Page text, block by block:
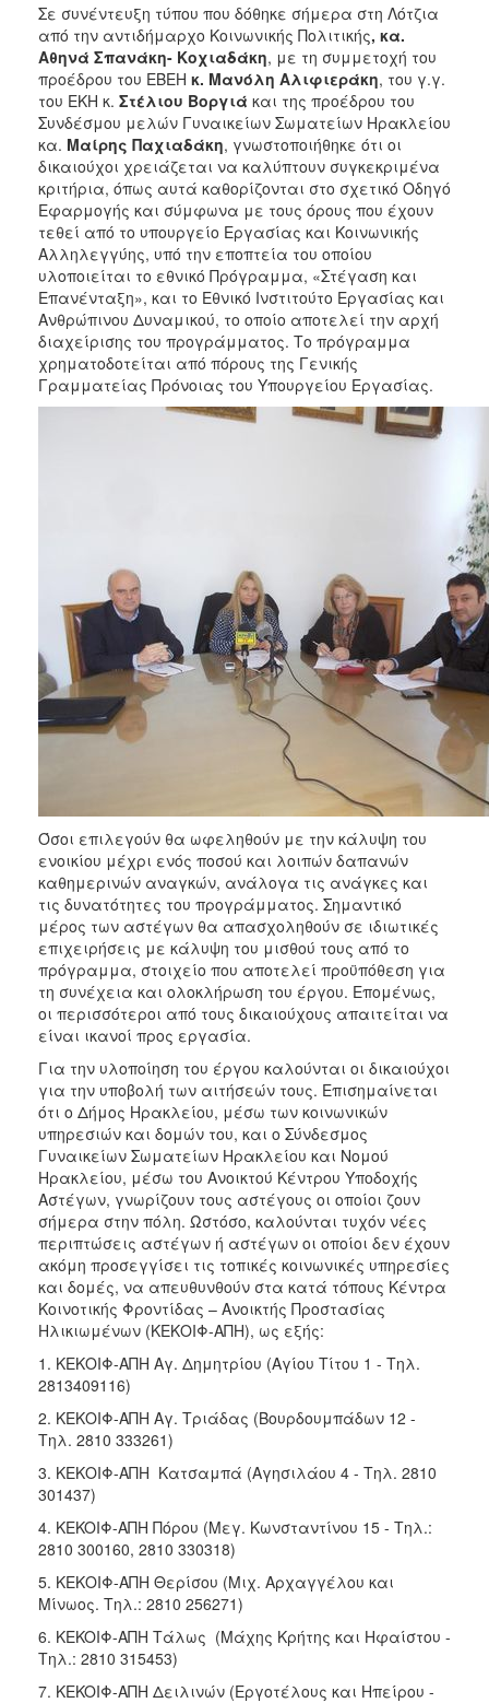
ΔΗΜΟΤΗΣ
ΕΠΙΣΚΕΠΤΗΣ
ΗΡΑΚΛΕΙΟ
Σε συνέντευξη τύπου που δόθηκε σήμερα στη Λότζια
από την αντιδήμαρχο Κοινωνικής Πολιτικής, κα.
Αθηνά Σπανάκη- Κοχιαδάκη, με τη συμμετοχή του
προέδρου του ΕΒΕΗ κ. Μανόλη Αλιφιεράκη, του γ.γ.
του ΕΚΗ κ. Στέλιου Βοργιά και της προέδρου του
Συνδέσμου μελών Γυναικείων Σωματείων Ηρακλείου
κα. Μαίρης Παχιαδάκη, γνωστοποιήθηκε ότι οι
δικαιούχοι χρειάζεται να καλύπτουν συγκεκριμένα
κριτήρια, όπως αυτά καθορίζονται στο σχετικό Οδηγό
Εφαρμογής και σύμφωνα με τους όρους που έχουν
τεθεί από το υπουργείο Εργασίας και Κοινωνικής
Αλληλεγγύης, υπό την εποπτεία του οποίου
υλοποιείται το εθνικό Πρόγραμμα, «Στέγαση και
Επανένταξη», και το Εθνικό Ινστιτούτο Εργασίας και
Ανθρώπινου Δυναμικού, το οποίο αποτελεί την αρχή
διαχείρισης του προγράμματος. Το πρόγραμμα
χρηματοδοτείται από πόρους της Γενικής
Γραμματείας Πρόνοιας του Υπουργείου Εργασίας.
Όσοι επιλεγούν θα ωφεληθούν με την κάλυψη του
ενοικίου μέχρι ενός ποσού και λοιπών δαπανών
καθημερινών αναγκών, ανάλογα τις ανάγκες και
τις δυνατότητες του προγράμματος. Σημαντικό
μέρος των αστέγων θα απασχοληθούν σε ιδιωτικές
επιχειρήσεις με κάλυψη του μισθού τους από το
πρόγραμμα, στοιχείο που αποτελεί προϋπόθεση για
τη συνέχεια και ολοκλήρωση του έργου. Επομένως,
οι περισσότεροι από τους δικαιούχους απαιτείται να
είναι ικανοί προς εργασία.
Για την υλοποίηση του έργου καλούνται οι δικαιούχοι
για την υποβολή των αιτήσεών τους. Επισημαίνεται
ότι ο Δήμος Ηρακλείου, μέσω των κοινωνικών
υπηρεσιών και δομών του, και ο Σύνδεσμος
Γυναικείων Σωματείων Ηρακλείου και Νομού
Ηρακλείου, μέσω του Ανοικτού Κέντρου Υποδοχής
Αστέγων, γνωρίζουν τους αστέγους οι οποίοι ζουν
σήμερα στην πόλη. Ωστόσο, καλούνται τυχόν νέες
περιπτώσεις αστέγων ή αστέγων οι οποίοι δεν έχουν
ακόμη προσεγγίσει τις τοπικές κοινωνικές υπηρεσίες
και δομές, να απευθυνθούν στα κατά τόπους Κέντρα
Κοινοτικής Φροντίδας – Ανοικτής Προστασίας
Ηλικιωμένων (ΚΕΚΟΙΦ-ΑΠΗ), ως εξής:
1. ΚΕΚΟΙΦ-ΑΠΗ Αγ. Δημητρίου (Αγίου Τίτου 1 - Τηλ.
2813409116)
2. ΚΕΚΟΙΦ-ΑΠΗ Αγ. Τριάδας (Βουρδουμπάδων 12 -
Τηλ. 2810 333261)
3. ΚΕΚΟΙΦ-ΑΠΗ Κατσαμπά (Αγησιλάου 4 - Τηλ. 2810
301437)
4. KEKOIΦ-ΑΠΗ Πόρου (Μεγ. Κωνσταντίνου 15 - Τηλ.:
2810 300160, 2810 330318)
5. ΚΕΚΟΙΦ-ΑΠΗ Θερίσου (Μιχ. Αρχαγγέλου και
Μίνωος. Τηλ.: 2810 256271)
6. KEKOIΦ-ΑΠΗ Τάλως (Μάχης Κρήτης και Ηφαίστου -
Τηλ.: 2810 315453)
7. KEKOIΦ-ΑΠΗ Δειλινών (Εργοτέλους και Ηπείρου -